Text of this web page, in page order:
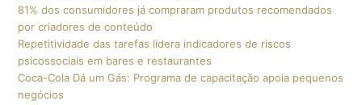
81% dos consumidores já compraram produtos recomendados
por criadores de conteúdo
Repetitividade das tarefas lidera indicadores de riscos
psicossociais em bares e restaurantes
Coca-Cola Dá um Gás: Programa de capacitação apoia pequenos
negócios